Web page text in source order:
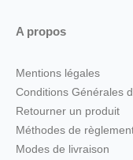
A propos
Mentions légales
Conditions Générales
Retourner un produit
Méthodes de
Modes de livraison